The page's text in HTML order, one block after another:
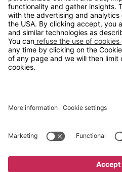
375 kr
Åpningstid
Hverdager 08:00-16:00